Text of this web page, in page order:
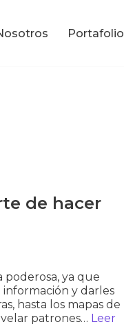
Portafolio
de hacer
poderosa, ya que
y darles
hasta los mapas de
patrones… Leer